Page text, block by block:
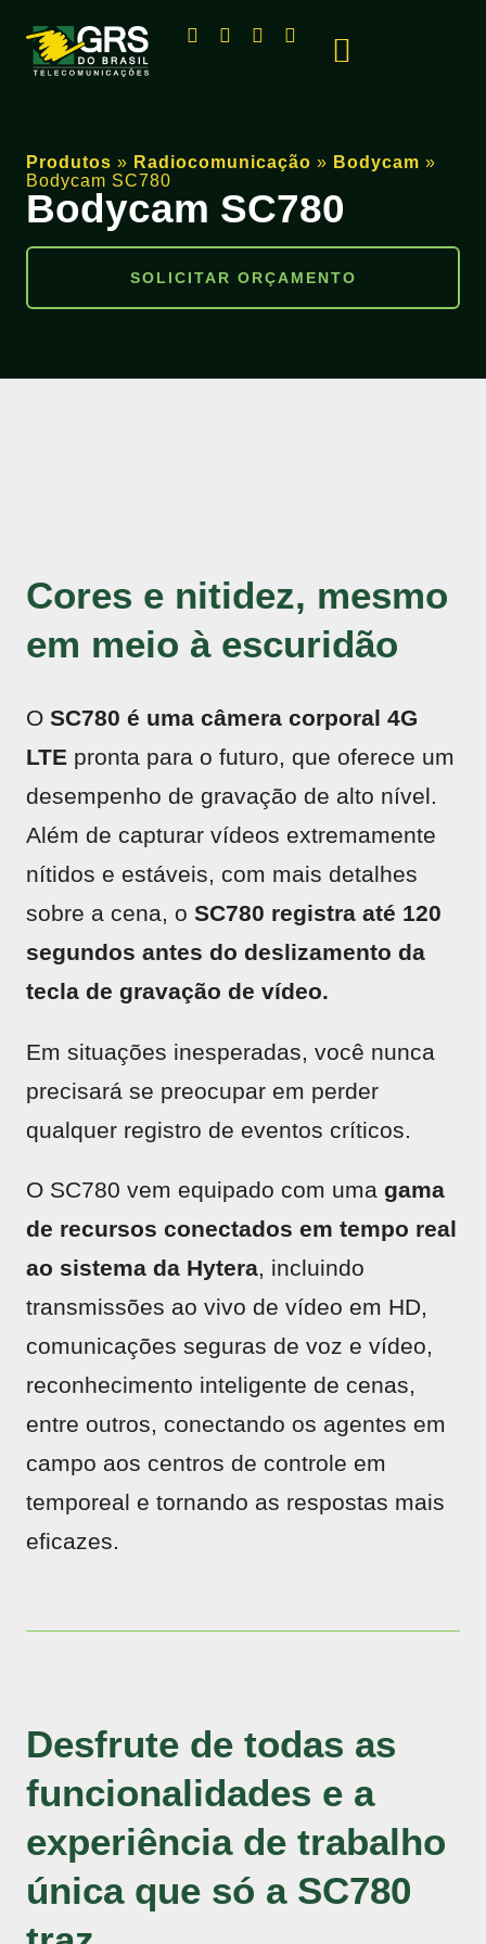
Produtos » Radiocomunicação » Bodycam »
Bodycam SC780
Bodycam SC780
SOLICITAR ORÇAMENTO
Cores e nitidez, mesmo
em meio à escuridão
O SC780 é uma câmera corporal 4G
LTE pronta para o futuro, que oferece um
desempenho de gravação de alto nível.
Além de capturar vídeos extremamente
nítidos e estáveis, com mais detalhes
sobre a cena, o SC780 registra até 120
segundos antes do deslizamento da
tecla de gravação de vídeo.
Em situações inesperadas, você nunca
precisará se preocupar em perder
qualquer registro de eventos críticos.
O SC780 vem equipado com uma gama
de recursos conectados em tempo real
ao sistema da Hytera, incluindo
transmissões ao vivo de vídeo em HD,
comunicações seguras de voz e vídeo,
reconhecimento inteligente de cenas,
entre outros, conectando os agentes em
campo aos centros de controle em
temporeal e tornando as respostas mais
eficazes.
Desfrute de todas as
funcionalidades e a
experiência de trabalho
única que só a SC780